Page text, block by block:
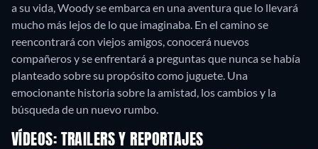
a su vida, Woody se embarca en una aventura que lo llevará
mucho más lejos de lo que imaginaba. En el camino se
reencontrará con viejos amigos, conocerá nuevos
compañeros y se enfrentará a preguntas que nunca se había
planteado sobre su propósito como juguete. Una
emocionante historia sobre la amistad, los cambios y la
búsqueda de un nuevo rumbo.
VÍDEOS: TRAILERS Y REPORTAJES